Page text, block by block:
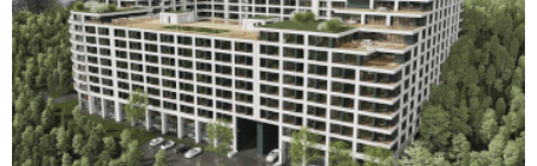
8-ամյա Մոնթե Մուրադյանն ու Սյունե
Քոսակյանը հաղթահարել են Արարատի
գագաթը
21:41:25 6-08-2026
Վթար Լոռու մարզում․ փրկարարները